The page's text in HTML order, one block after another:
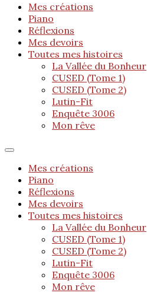
Mes créations
Piano
Réflexions
Mes devoirs
Toutes mes histoires
La Vallée du Bonheur
CUSED (Tome 1)
CUSED (Tome 2)
Lutin-Fit
Enquête 3006
Mon rêve
Mes créations
Piano
Réflexions
Mes devoirs
Toutes mes histoires
La Vallée du Bonheur
CUSED (Tome 1)
CUSED (Tome 2)
Lutin-Fit
Enquête 3006
Mon rêve